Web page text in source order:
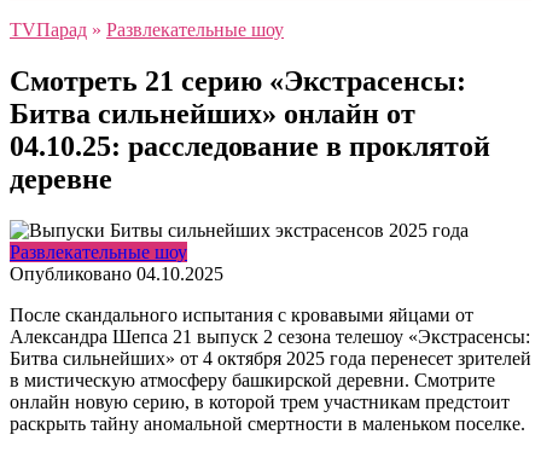
TVПарад » Развлекательные шоу
Смотреть 21 серию «Экстрасенсы:
Битва сильнейших» онлайн от
04.10.25: расследование в проклятой
деревне
Развлекательные шоу
Опубликовано 04.10.2025
После скандального испытания с кровавыми яйцами от
Александра Шепса 21 выпуск 2 сезона телешоу «Экстрасенсы:
Битва сильнейших» от 4 октября 2025 года перенесет зрителей
в мистическую атмосферу башкирской деревни. Смотрите
онлайн новую серию, в которой трем участникам предстоит
раскрыть тайну аномальной смертности в маленьком поселке.